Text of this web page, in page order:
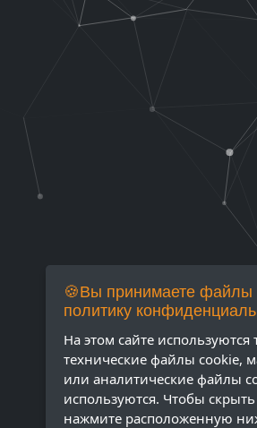
🍪Вы принимаете файлы
политику
На этом сайте используются
технические файлы cookie,
или аналитические файлы
используются. Чтобы
нажмите расположенную